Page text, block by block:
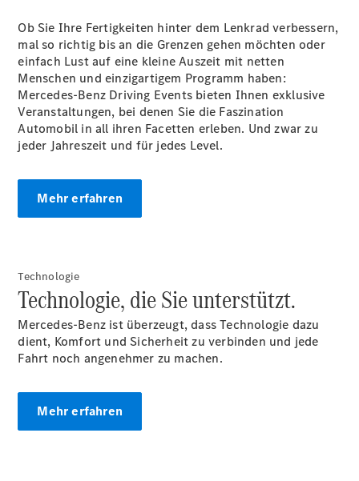
Alle Coupés
CLE Coupé
Mercedes-
Coupé
Mercedes-
Probefahrt
Mercedes-
Benz Store
Cabriolets & Roadster
Ob Sie Ihre Fertigkeiten hinter dem Lenkrad verbessern,
mal so richtig bis an die Grenzen gehen möchten oder
einfach Lust auf eine kleine Auszeit mit netten
Menschen und einzigartigem Programm haben:
Mercedes-Benz Driving Events bieten Ihnen exklusive
Veranstaltungen, bei denen Sie die Faszination
Automobil in all ihren Facetten erleben. Und zwar zu
jeder Jahreszeit und für jedes Level.
Mehr erfahren
Technologie
Technologie, die Sie unterstützt.
Mercedes-Benz ist überzeugt, dass Technologie dazu
dient, Komfort und Sicherheit zu verbinden und jede
Fahrt noch angenehmer zu machen.
Mehr erfahren